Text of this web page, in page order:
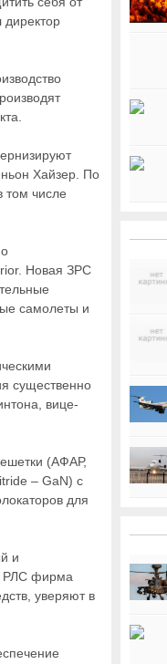
Хайзер. По
том числе
Новая ЗРС
самолеты и
существенно
вице-
(АФАР,
– GaN) с
для
и
РЛС фирма
уверяют в